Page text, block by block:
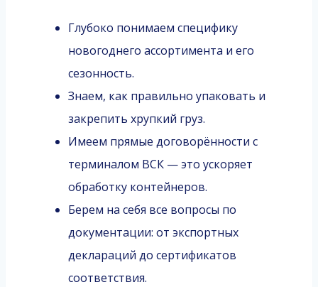
Глубоко понимаем специфику
новогоднего ассортимента и его
сезонность.
Знаем, как правильно упаковать и
закрепить хрупкий груз.
Имеем прямые договорённости с
терминалом ВСК — это ускоряет
обработку контейнеров.
Берем на себя все вопросы по
документации: от экспортных
деклараций до сертификатов
соответствия.